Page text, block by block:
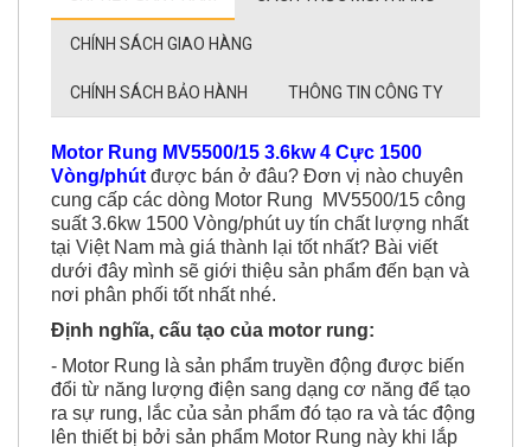
Motor Rung MV5500/15 3.6kw 4 Cực1500
Vòng/phút được bán ở đâu? Đơn vị nào chuyên
cung cấp các dòng Motor Rung MV5500/15 công
suất 3.6kw 1500 Vòng/phút uy tín chất lượng nhất
tại Việt Nam mà giá thành lại tốt nhất? Bài viết
dưới đây mình sẽ giới thiệu sản phẩm đến bạn và
nơi phân phối tốt nhất nhé.
Định nghĩa, cấu tạo của motor rung:
- Motor Rung là sản phẩm truyền động được biến
đổi từ năng lượng điện sang dạng cơ năng để tạo
ra sự rung, lắc của sản phẩm đó tạo ra và tác động
lên thiết bị bởi sản phẩm Motor Rung này khi lắp
đặt lên thiết bị đó.